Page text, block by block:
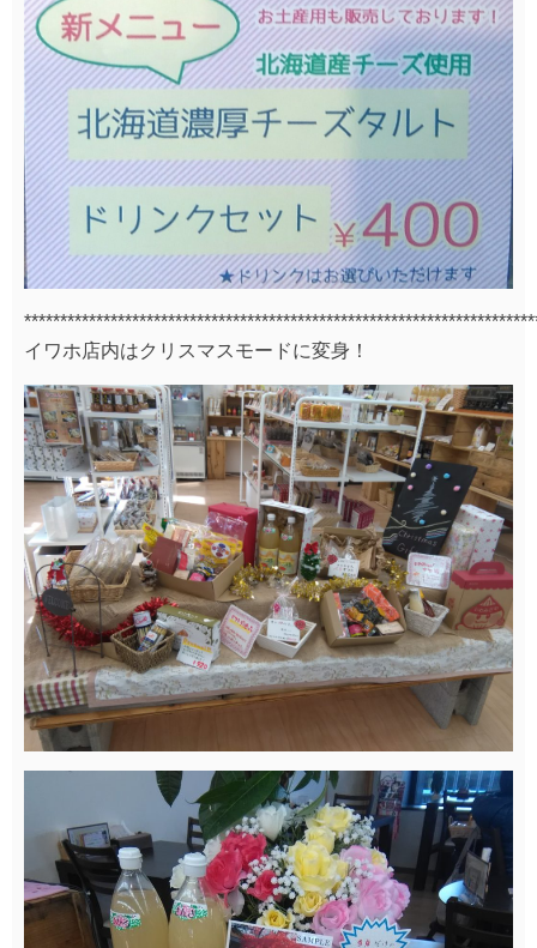
イワホ店内はクリスマスモードに変身！